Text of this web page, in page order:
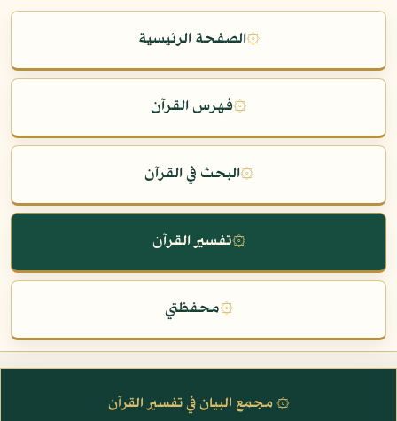
۞الصفحة الرئيسية
۞فهرس القرآن
۞البحث في القرآن
۞تفسير القرآن
۞محفظتي
۞ مجمع البيان في تفسير القرآن